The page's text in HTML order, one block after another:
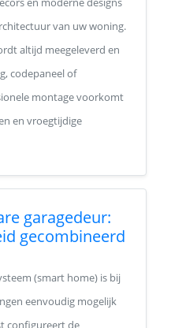
van uw woning.
altijd meegeleverd en
codepaneel of
montage voorkomt
en vroegtijdige
garagedeur:
gecombineerd
(smart home) is bij
eenvoudig mogelijk
configureert de